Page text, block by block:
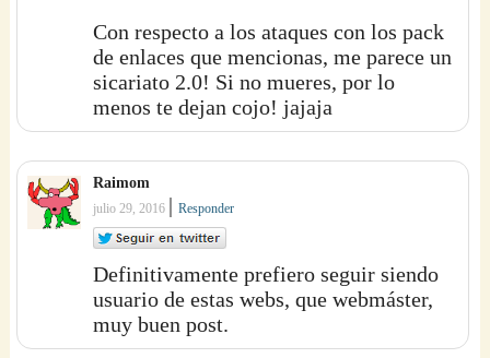
Con respecto a los ataques con los pack
de enlaces que mencionas, me parece un
sicariato 2.0! Si no mueres, por lo
menos te dejan cojo! jajaja
Raimom
julio 29, 2016 |Responder
Definitivamente prefiero seguir siendo
usuario de estas webs, que webmáster,
muy buen post.